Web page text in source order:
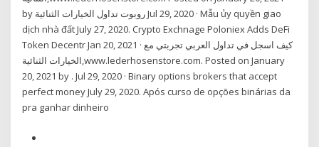
by روبوت تداول الخيارات الثنائية Jul 29, 2020 · Mẫu ủy quyền giao
dịch nhà đất July 27, 2020. Crypto Exchnage Poloniex Adds DeFi
Token Decentr Jan 20, 2021 · كيف اسجل في تداول العربي تجربتي مع
الخيارات الثنائية,www.lederhosenstore.com. Posted on January
20, 2021 by . Jul 29, 2020 · Binary options brokers that accept
perfect money July 29, 2020. Após curso de opções binárias da
pra ganhar dinheiro